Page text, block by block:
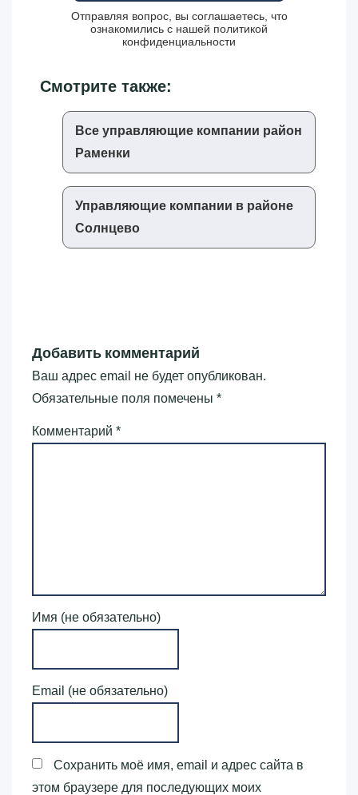
Отправляя вопрос, вы соглашаетесь, что
ознакомились с нашей политикой
конфиденциальности
Смотрите также:
Все управляющие компании район
Раменки
Управляющие компании в районе
Солнцево
Добавить комментарий
Ваш адрес email не будет опубликован.
Обязательные поля помечены *
Комментарий *
Имя (не обязательно)
Email (не обязательно)
Сохранить моё имя, email и адрес сайта в
этом браузере для последующих моих